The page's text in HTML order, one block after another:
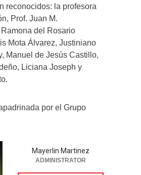
reconocidos: la profesora
Prof. Juan M.
Ramona del Rosario
Mota Álvarez, Justiniano
Manuel de Jesús Castillo,
Liciana Joseph y
por el Grupo
Mayerlin Martinez
ADMINISTRATOR